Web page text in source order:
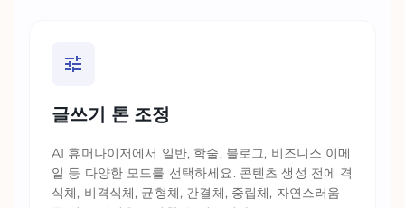
글쓰기 톤 조정
AI 휴머나이저에서 일반, 학술, 블로그, 비즈니스 이메
일 등 다양한 모드를 선택하세요. 콘텐츠 생성 전에 격
식체, 비격식체, 균형체, 간결체, 중립체, 자연스러움